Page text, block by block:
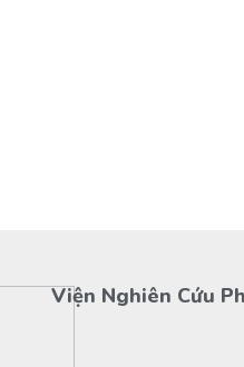
Viện Nghiên Cứu